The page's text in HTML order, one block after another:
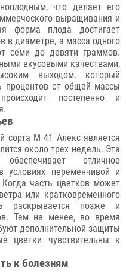
что делает его
выращивания и
форма плода достигает
в диаметре, а масса одного
семи до девяти граммов.
вкусовыми качествами,
выходом, который
процентов от общей массы
постепенно и
сорта М 41 Алекс является
около трех недель. Эта
обеспечивает отличное
условиях переменчивой и
часть цветков может
или кратковременного
раскрывается позже и
Тем не менее, во время
дополнительной защиты
цветки чувствительны к
к болезням